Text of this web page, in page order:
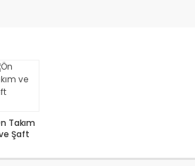
Takım
Şaft